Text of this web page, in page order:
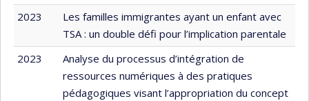
2023
Les familles immigrantes ayant un enfant avec
TSA : un double défi pour l’implication parentale
2023
Analyse du processus d’intégration de
ressources numériques à des pratiques
pédagogiques visant l’appropriation du concept